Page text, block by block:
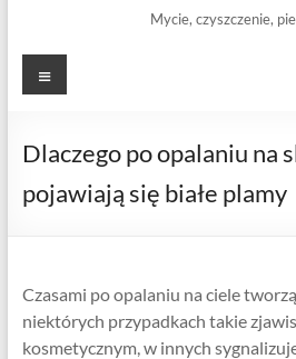
Mycie, czyszczenie,
Menu
Dlaczego po opalaniu na
pojawiają się białe plamy
Czasami po opalaniu na ciele
niektórych przypadkach takie
kosmetycznym, w innych